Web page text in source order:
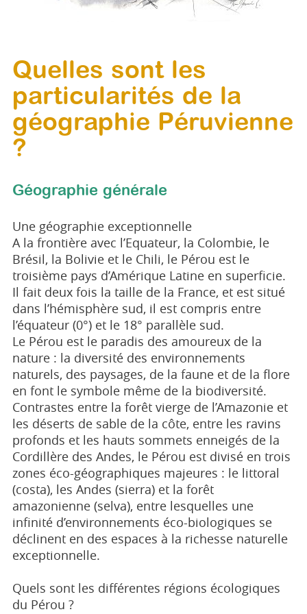
Quelles sont les
particularités de la
géographie Péruvienne
?
Géographie générale
Une géographie exceptionnelle
A la frontière avec l’Equateur, la Colombie, le
Brésil, la Bolivie et le Chili, le Pérou est le
troisième pays d’Amérique Latine en superficie.
Il fait deux fois la taille de la France, et est situé
dans l’hémisphère sud, il est compris entre
l’équateur (0°) et le 18° parallèle sud.
Le Pérou est le paradis des amoureux de la
nature : la diversité des environnements
naturels, des paysages, de la faune et de la flore
en font le symbole même de la biodiversité.
Contrastes entre la forêt vierge de l’Amazonie et
les déserts de sable de la côte, entre les ravins
profonds et les hauts sommets enneigés de la
Cordillère des Andes, le Pérou est divisé en trois
zones éco-géographiques majeures : le littoral
(costa), les Andes (sierra) et la forêt
amazonienne (selva), entre lesquelles une
infinité d’environnements éco-biologiques se
déclinent en des espaces à la richesse naturelle
exceptionnelle.
Quels sont les différentes régions écologiques
du Pérou ?